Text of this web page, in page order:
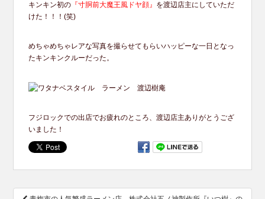
キンキン初の『寸胴前大魔王風ドヤ顔』 を渡辺店主にしていただ
けた！！！(笑)
めちゃめちゃレアな写真を撮らせてもらいハッピーな一日となっ
たキンキンクルーだった。
フジロックでの出店でお疲れのところ、渡辺店主ありがとうござ
いました！